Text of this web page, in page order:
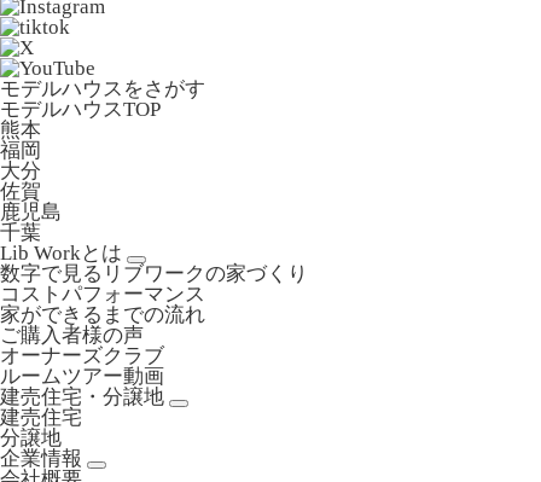
モデルハウスをさがす
モデルハウスTOP
熊本
福岡
大分
佐賀
鹿児島
千葉
Lib Workとは
数字で見るリブワークの家づくり
コストパフォーマンス
家ができるまでの流れ
ご購入者様の声
オーナーズクラブ
ルームツアー動画
建売住宅・分譲地
建売住宅
分譲地
企業情報